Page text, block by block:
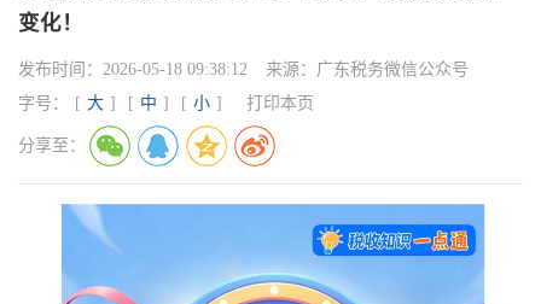
变化！
发布时间： 2026-05-18 09:38:12 来源： 广东税务微信公众号
字号：
[ 大 ] [ 中 ] [ 小 ] 打印本页
分享至：